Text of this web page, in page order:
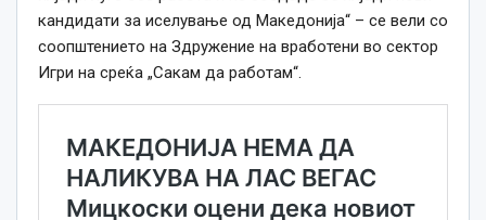
кандидати за иселување од Македонија“ – се вели со
соопштението на Здружение на вработени во сектор
Игри на среќа „Сакам да работам“.